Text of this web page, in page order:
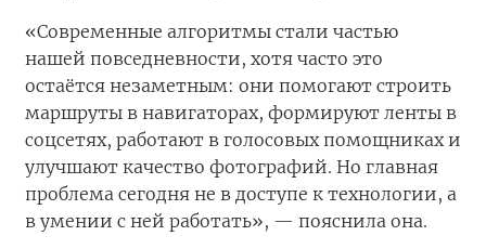
«Современные алгоритмы стали частью
нашей повседневности, хотя часто это
остаётся незаметным: они помогают строить
маршруты в навигаторах, формируют ленты в
соцсетях, работают в голосовых помощниках и
улучшают качество фотографий. Но главная
проблема сегодня не в доступе к технологии, а
в умении с ней работать», — пояснила она.